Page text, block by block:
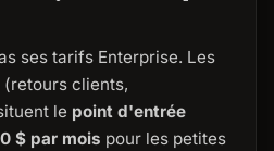
ses tarifs Enterprise. Les
clients,
le point d'entrée
$ par mois pour les petites